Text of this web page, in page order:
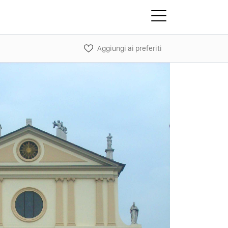
Aggiungi ai preferiti